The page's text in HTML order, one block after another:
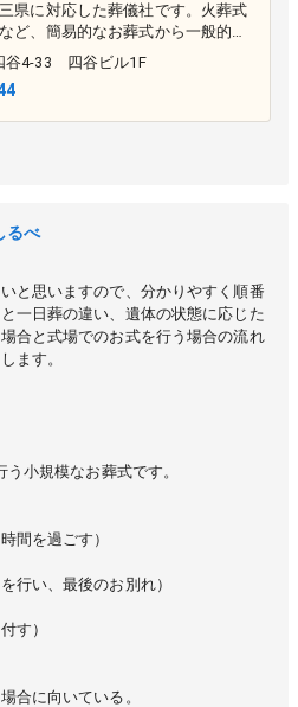
県に対応した葬儀社です。火葬式
ど、簡易的なお葬式から一般的な
承っております。
谷4-33 四谷ビル1F
るべ
と思いますので、分かりやすく順番
一日葬の違い、遺体の状態に応じた
合と式場でのお式を行う場合の流れ
ます。
小規模なお葬式です。
間を過ごす）
行い、最後のお別れ）
す）
合に向いている。